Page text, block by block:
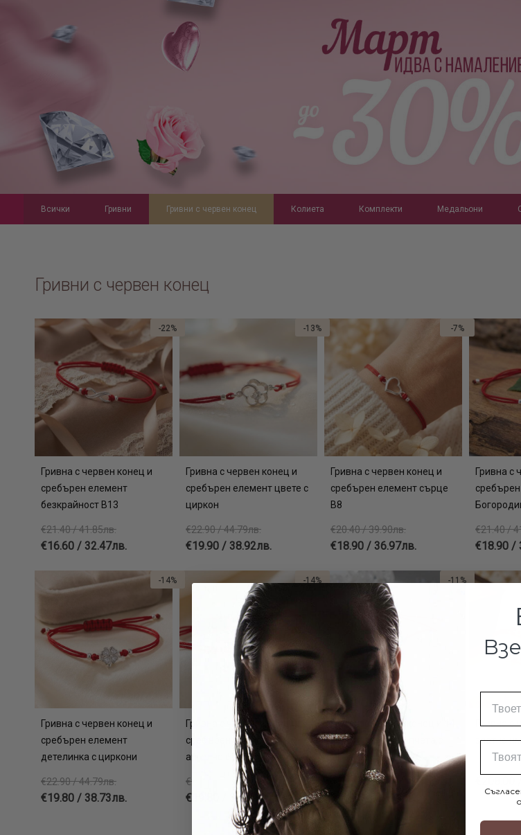
Всички Гривни Гривни с червен конец Колиета Комплекти Медальони
Гривни с червен конец
Гривна с червен конец и
сребърен елемент
безкрайност В13
€21.40 / 41.85лв.
€16.60 / 32.47лв.
-22%
Гривна с червен конец и
сребърен елемент цвете с
циркон
€22.90 / 44.79лв.
€19.90 / 38.92лв.
-13%
Гривна с червен конец и
сребърен елемент сърце
В8
€20.40 / 39.90лв.
€18.90 / 36.97лв.
-7%
Гривна с
€21.40 /
€18.90 /
Гривна с червен конец и
сребърен елемент
детелинка с циркони
€22.90 / 44.79лв.
€19.80 / 38.73лв.
-14%
Гривна с червен конец и
сребърен елемент
ангелче с циркони
€22.90 / 44.79лв.
€19.80 / 38.73лв.
-14%
Гривна с червен конец и 14
карата златни топчета с
тюркоаз
€46.00 / 89.97лв.
€40.90 / 79.99лв.
-11%
Гривна
златно